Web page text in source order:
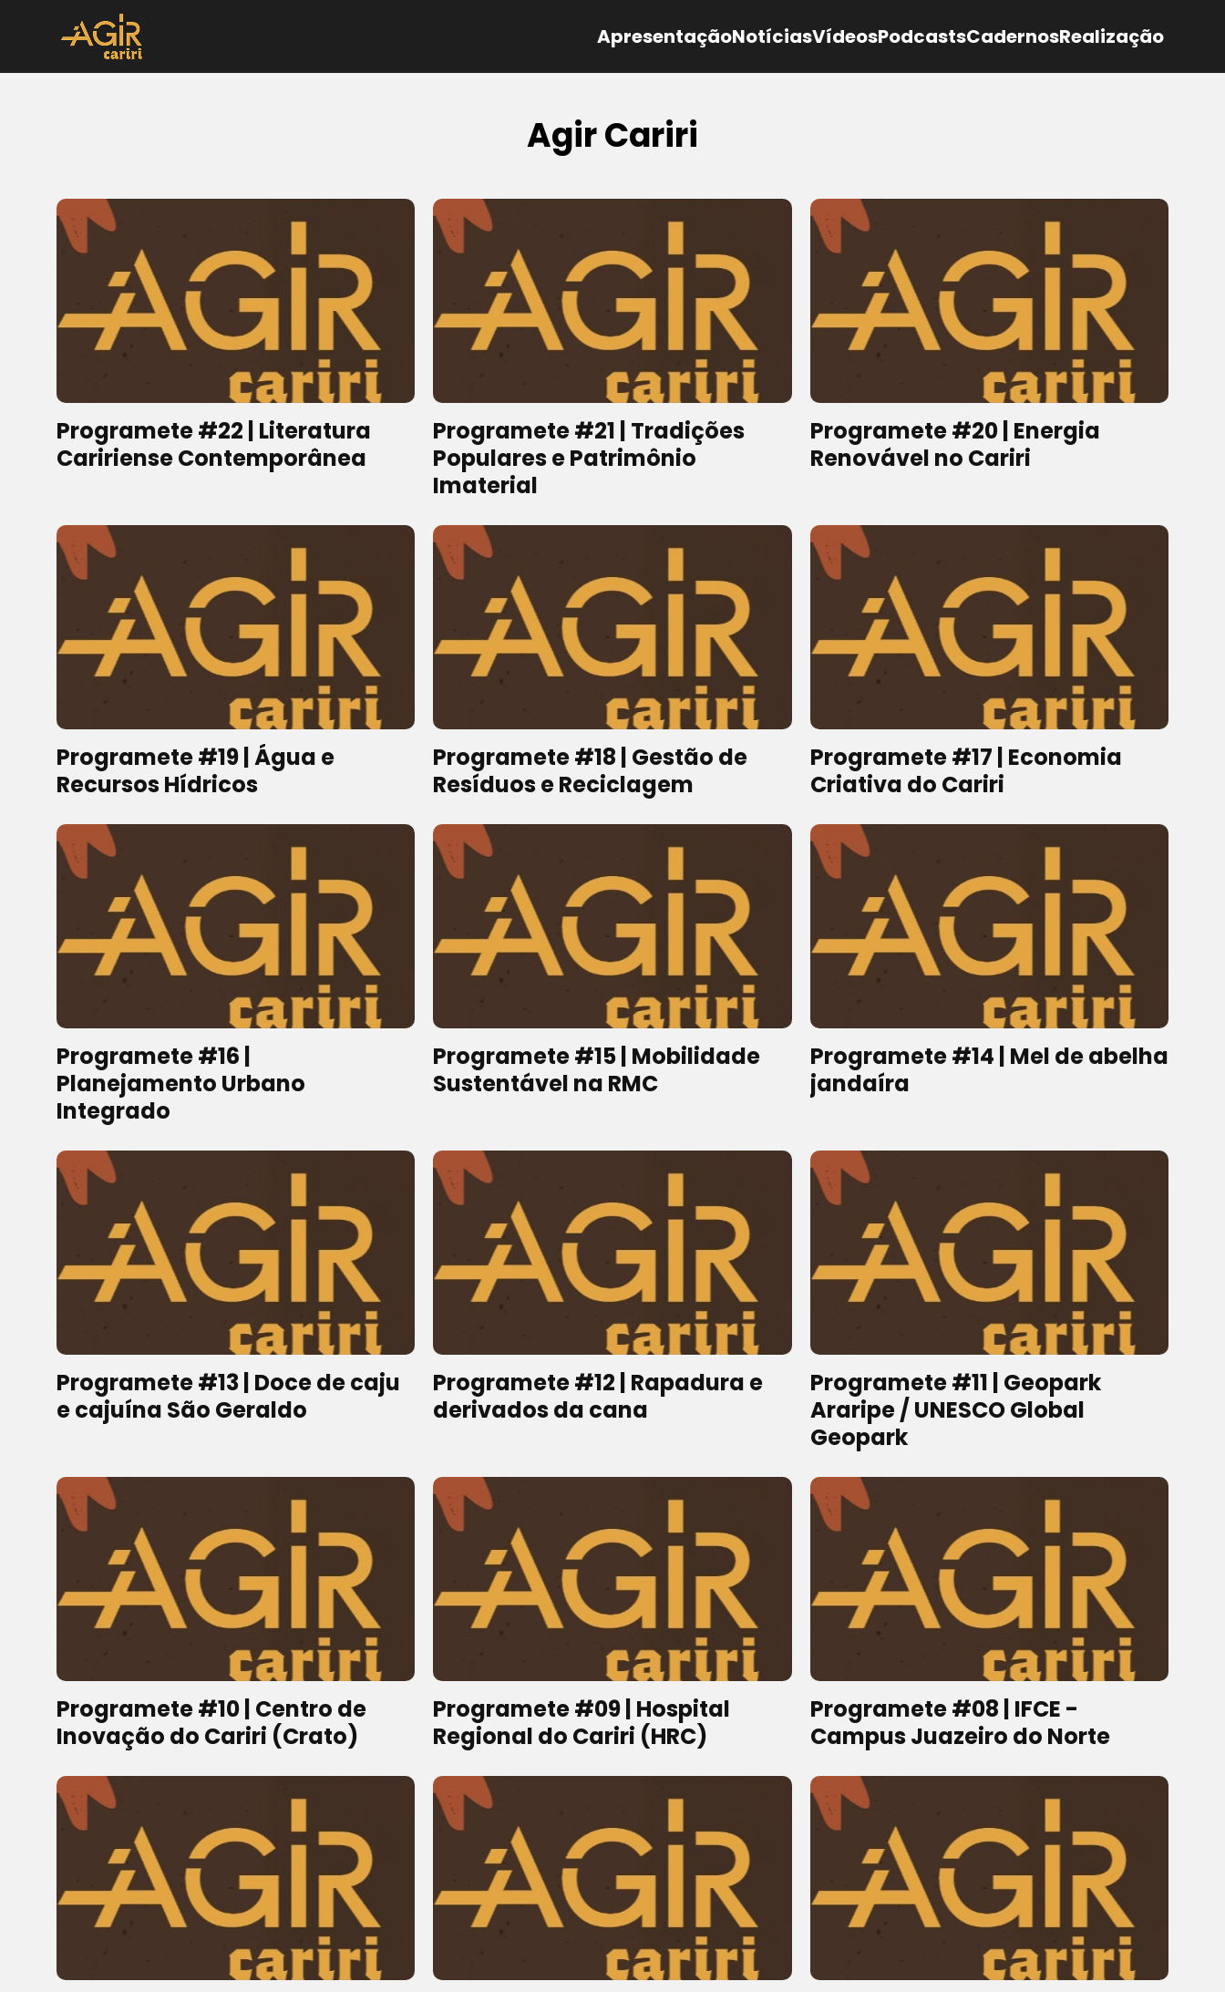
ApresentaçãoNotíciasVídeosPodcastsCadernosRealização
Agir Cariri
Programete #22 | Literatura
Caririense Contemporânea
Programete #21 | Tradições
Populares e Patrimônio
Imaterial
Programete #20 | Energia
Renovável no Cariri
Programete #19 | Água e
Recursos Hídricos
Programete #18 | Gestão de
Resíduos e Reciclagem
Programete #17 | Economia
Criativa do Cariri
Programete #16 |
Planejamento Urbano
Integrado
Programete #15 | Mobilidade
Sustentável na RMC
Programete #14 | Mel de abelha
jandaíra
Programete #13 | Doce de caju
e cajuína São Geraldo
Programete #12 | Rapadura e
derivados da cana
Programete #11 | Geopark
Araripe / UNESCO Global
Geopark
Programete #10 | Centro de
Inovação do Cariri (Crato)
Programete #09 | Hospital
Regional do Cariri (HRC)
Programete #08 | IFCE -
Campus Juazeiro do Norte